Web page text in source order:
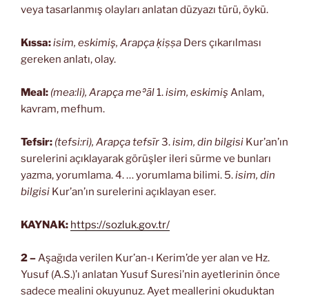
veya tasarlanmış olayları anlatan düzyazı türü, öykü.
Kıssa:isim, eskimiş, Arapça ḳiṣṣa Ders çıkarılması
gereken anlatı, olay.
Meal: (mea:li), Arapça meʾāl1.isim, eskimiş Anlam,
kavram, mefhum.
Tefsir: (tefsi:ri), Arapça tefsīr3.isim, din bilgisi Kur’an’ın
surelerini açıklayarak görüşler ileri sürme ve bunları
yazma, yorumlama. 4. … yorumlama bilimi. 5.isim, din
bilgisi Kur’an’ın surelerini açıklayan eser.
KAYNAK: https://sozluk.gov.tr/
2 –Aşağıda verilen Kur’an-ı Kerim’de yer alan ve Hz.
Yusuf (A.S.)’ı anlatan Yusuf Suresi’nin ayetlerinin önce
sadece mealini okuyunuz. Ayet meallerini okuduktan